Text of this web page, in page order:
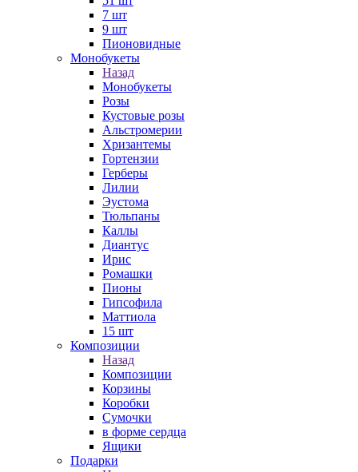
7 шт
9 шт
Пионовидные
Монобукеты
Назад
Монобукеты
Розы
Кустовые розы
Альстромерии
Хризантемы
Гортензии
Герберы
Лилии
Эустома
Тюльпаны
Каллы
Диантус
Ирис
Ромашки
Пионы
Гипсофила
Маттиола
15 шт
Композиции
Назад
Композиции
Корзины
Коробки
Сумочки
в форме сердца
Ящики
Подарки